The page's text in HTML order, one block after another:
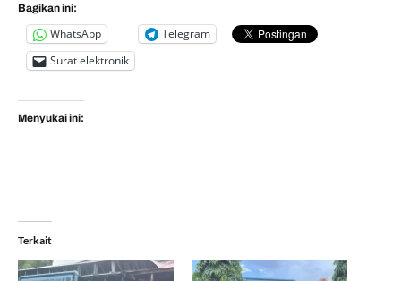
Bagikan ini:
WhatsApp
Telegram
Surat elektronik
Menyukai ini:
Terkait